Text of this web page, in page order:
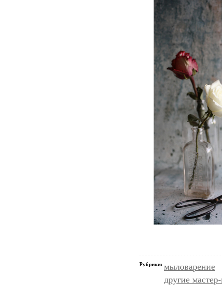
Рубрики: мыловарение
другие